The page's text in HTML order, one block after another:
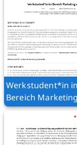
Werkstudent*in
Bereich
Grafik